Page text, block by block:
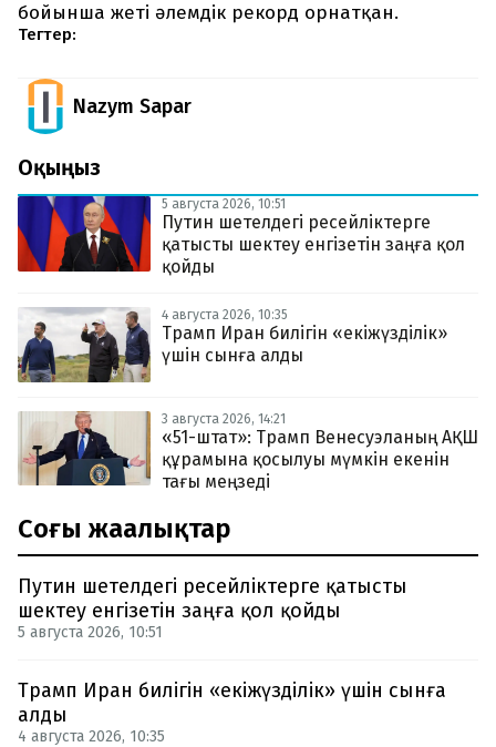
бойынша жеті әлемдік рекорд орнатқан.
Тегтер:
Nazym Sapar
Оқыңыз
5 августа 2026, 10:51
Путин шетелдегі ресейліктерге
қатысты шектеу енгізетін заңға қол
қойды
4 августа 2026, 10:35
Трамп Иран билігін «екіжүзділік»
үшін сынға алды
3 августа 2026, 14:21
«51-штат»: Трамп Венесуэланың АҚШ
құрамына қосылуы мүмкін екенін
тағы меңзеді
Соңғы жаңалықтар
Путин шетелдегі ресейліктерге қатысты
шектеу енгізетін заңға қол қойды
5 августа 2026, 10:51
Трамп Иран билігін «екіжүзділік» үшін сынға
алды
4 августа 2026, 10:35